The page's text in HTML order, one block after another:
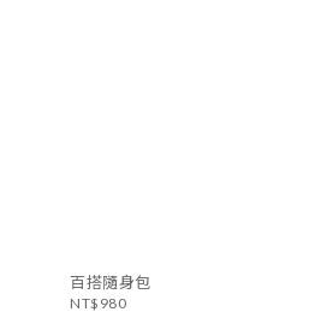
百搭隨身包
NT$980